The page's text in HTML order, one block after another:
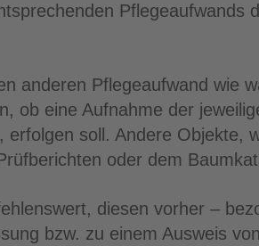
Pflegeaufwands
anderen Pflegeaufwand wie
ob eine Aufnahme der
soll. Andere Objekte,
oder dem
diesen vorher –
bzw. zu einem Ausweis